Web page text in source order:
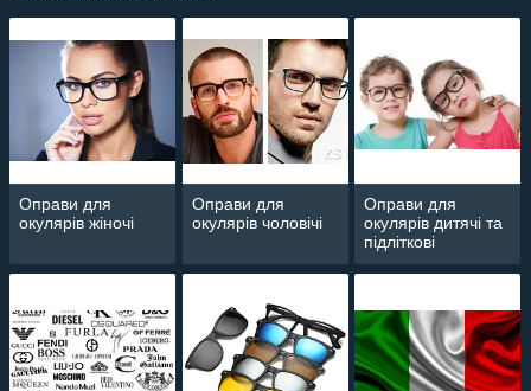
Оправи для
окулярів жіночі
Оправи для
окулярів чоловічі
Оправи для
окулярів дитячі та
підліткові